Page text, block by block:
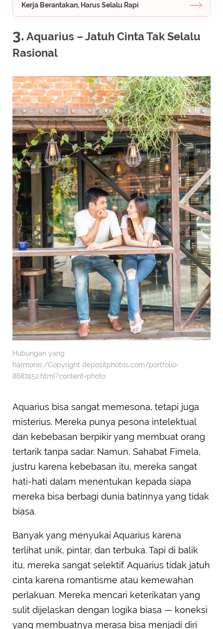
Kerja Berantakan, Harus Selalu Rapi
3. Aquarius – Jatuh Cinta Tak Selalu
Rasional
Hubungan yang
harmonis./Copyright depositphotos.com/portfolio-
8687452.html?content=photo
Aquarius bisa sangat memesona, tetapi juga
misterius. Mereka punya pesona intelektual
dan kebebasan berpikir yang membuat orang
tertarik tanpa sadar. Namun, Sahabat Fimela,
justru karena kebebasan itu, mereka sangat
hati-hati dalam menentukan kepada siapa
mereka bisa berbagi dunia batinnya yang tidak
biasa.
Banyak yang menyukai Aquarius karena
terlihat unik, pintar, dan terbuka. Tapi di balik
itu, mereka sangat selektif. Aquarius tidak jatuh
cinta karena romantisme atau kemewahan
perlakuan. Mereka mencari keterikatan yang
sulit dijelaskan dengan logika biasa — koneksi
yang membuatnya merasa bisa menjadi diri